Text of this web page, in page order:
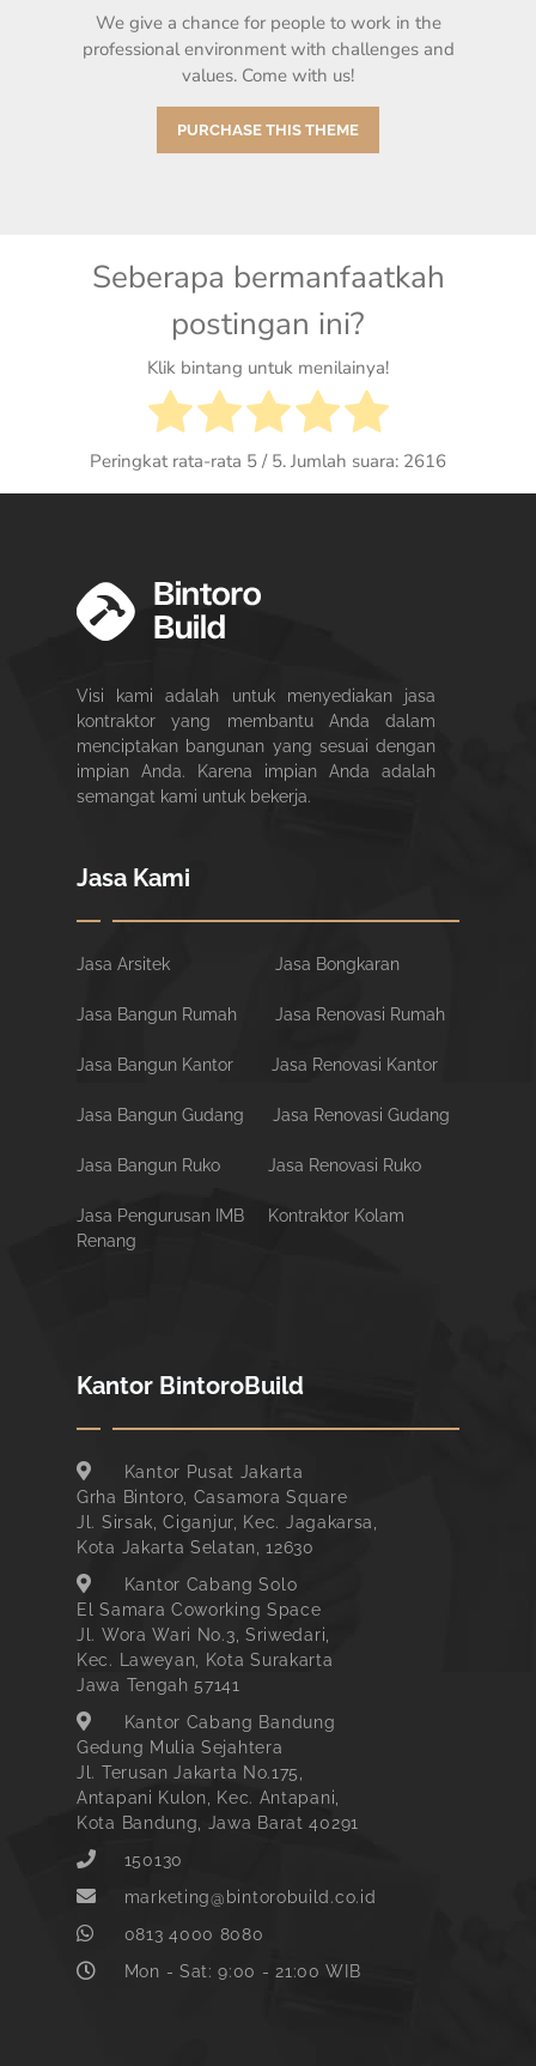
We give a chance for people to work in the
professional environment with challenges and
values. Come with us!
PURCHASE THIS THEME
Seberapa bermanfaatkah
postingan ini?
Klik bintang untuk menilainya!
Peringkat rata-rata 5 / 5. Jumlah suara: 2616
Visi kami adalah untuk menyediakan jasa
kontraktor yang membantu Anda dalam
menciptakan bangunan yang sesuai dengan
impian Anda. Karena impian Anda adalah
semangat kami untuk bekerja.
Jasa Kami
Jasa Arsitek Jasa Bongkaran
Jasa Bangun Rumah Jasa Renovasi Rumah
Jasa Bangun Kantor Jasa Renovasi Kantor
Jasa Bangun Gudang Jasa Renovasi Gudang
Jasa Bangun Ruko Jasa Renovasi Ruko
Jasa Pengurusan IMB
Kontraktor Kolam
Renang
Kantor BintoroBuild
Kantor Pusat Jakarta
Grha Bintoro, Casamora Square
Jl. Sirsak, Ciganjur, Kec. Jagakarsa,
Kota Jakarta Selatan, 12630
Kantor Cabang Solo
El Samara Coworking Space
Jl. Wora Wari No.3, Sriwedari,
Kec. Laweyan, Kota Surakarta
Jawa Tengah 57141
Kantor Cabang Bandung
Gedung Mulia Sejahtera
Jl. Terusan Jakarta No.175,
Antapani Kulon, Kec. Antapani,
Kota Bandung, Jawa Barat 40291
150130
marketing@bintorobuild.co.id
0813 4000 8080
Mon - Sat: 9:00 - 21:00 WIB